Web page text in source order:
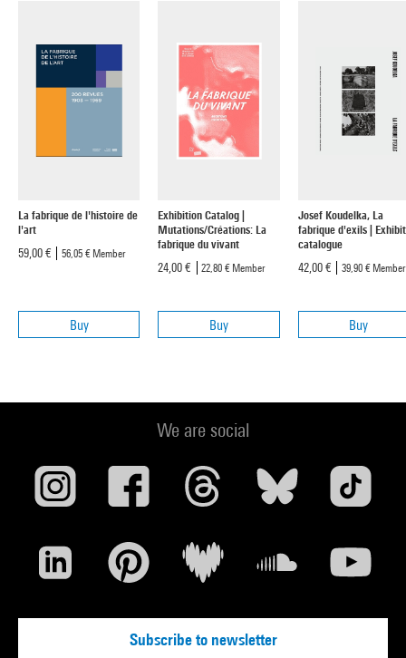
La fabrique de l'histoire de
l'art
59,00 €
56,05 € Member
Buy
Exhibition Catalog |
Mutations/Créations: La
fabrique du vivant
24,00 €
22,80 € Member
Buy
Josef Koudelka, La
fabrique d'exils |
catalogue
42,00 €
39,90 € Member
Buy
We are social
Subscribe to newsletter